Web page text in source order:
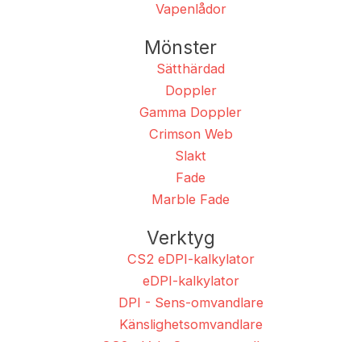
Vapenlådor
Mönster
Sätthärdad
Doppler
Gamma Doppler
Crimson Web
Slakt
Fade
Marble Fade
Verktyg
CS2 eDPI-kalkylator
eDPI-kalkylator
DPI - Sens-omvandlare
Känslighetsomvandlare